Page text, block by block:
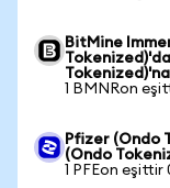
BitMine
Tokenized)'na
1 BMNRon
Pfizer (Ondo
(Ondo
1 PFEon eşittir